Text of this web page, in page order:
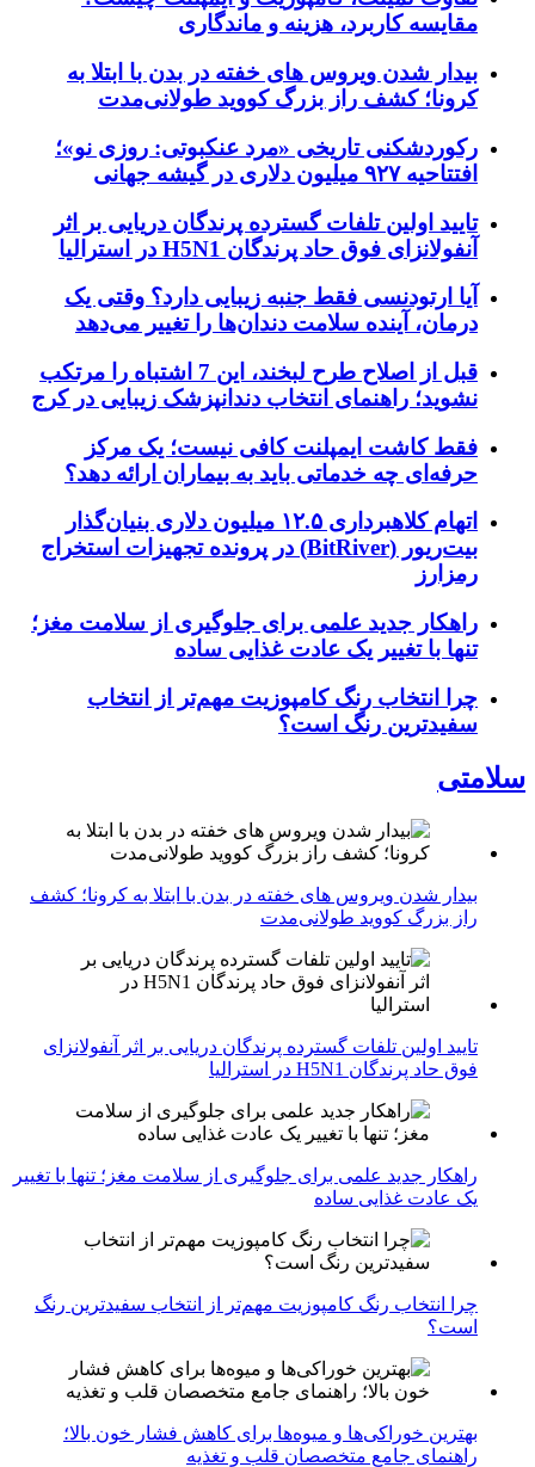
مقایسه کاربرد، هزینه و ماندگاری
بیدار شدن ویروس‌ های خفته در بدن با ابتلا به
کرونا؛ کشف راز بزرگ کووید طولانی‌مدت
رکوردشکنی تاریخی «مرد عنکبوتی: روزی نو»؛
افتتاحیه ۹۲۷ میلیون دلاری در گیشه جهانی
تایید اولین تلفات گسترده پرندگان دریایی بر اثر
آنفولانزای فوق حاد پرندگان H5N1 در استرالیا
آیا ارتودنسی فقط جنبه زیبایی دارد؟ وقتی یک
درمان، آینده سلامت دندان‌ها را تغییر می‌دهد
قبل از اصلاح طرح لبخند، این 7 اشتباه را مرتکب
نشوید؛ راهنمای انتخاب دندانپزشک زیبایی در کرج
فقط کاشت ایمپلنت کافی نیست؛ یک مرکز
حرفه‌ای چه خدماتی باید به بیماران ارائه دهد؟
اتهام کلاهبرداری ۱۲.۵ میلیون دلاری بنیان‌گذار
بیت‌ریور (BitRiver) در پرونده تجهیزات استخراج
رمزارز
راهکار جدید علمی برای جلوگیری از سلامت مغز؛
تنها با تغییر یک عادت غذایی ساده
چرا انتخاب رنگ کامپوزیت مهم‌تر از انتخاب
سفیدترین رنگ است؟
سلامتی
بیدار شدن ویروس‌ های خفته در بدن با ابتلا به کرونا؛ کشف
راز بزرگ کووید طولانی‌مدت
تایید اولین تلفات گسترده پرندگان دریایی بر اثر آنفولانزای
فوق حاد پرندگان H5N1 در استرالیا
راهکار جدید علمی برای جلوگیری از سلامت مغز؛ تنها با تغییر
یک عادت غذایی ساده
چرا انتخاب رنگ کامپوزیت مهم‌تر از انتخاب سفیدترین رنگ
است؟
بهترین خوراکی‌ها و میوه‌ها برای کاهش فشار خون بالا؛
راهنمای جامع متخصصان قلب و تغذیه